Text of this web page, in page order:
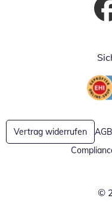
Vertrag widerrufen AGB
©